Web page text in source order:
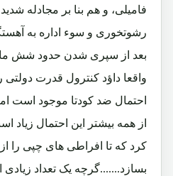
فامیلی، و هم بنا بر مجادله
رشوتخوری و سوء اداره به
بعد از سپری شدن حدود شش ماه
واقعا داؤد کنترول قدرت دولتی
احتمال ضد کودتا موجود است
از همه بیشتر این احتمال
کرد که تا افراطی های چپی را
بسازد.......گرچه یک تعداد زیادی